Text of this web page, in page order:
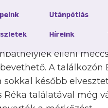
Utánpótlás
Híreink
kék-fehérek
mérkőzésén a
elleni
A
sokkal később
Réka találatával még